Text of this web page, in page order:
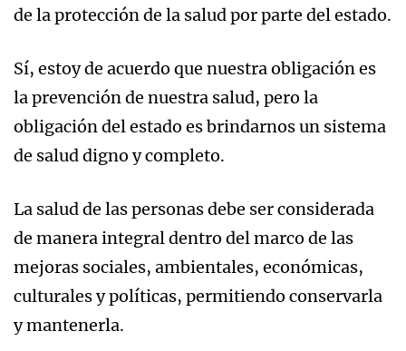
de la protección de la salud por parte del estado.
Sí, estoy de acuerdo que nuestra obligación es
la prevención de nuestra salud, pero la
obligación del estado es brindarnos un sistema
de salud digno y completo.
La salud de las personas debe ser considerada
de manera integral dentro del marco de las
mejoras sociales, ambientales, económicas,
culturales y políticas, permitiendo conservarla
y mantenerla.